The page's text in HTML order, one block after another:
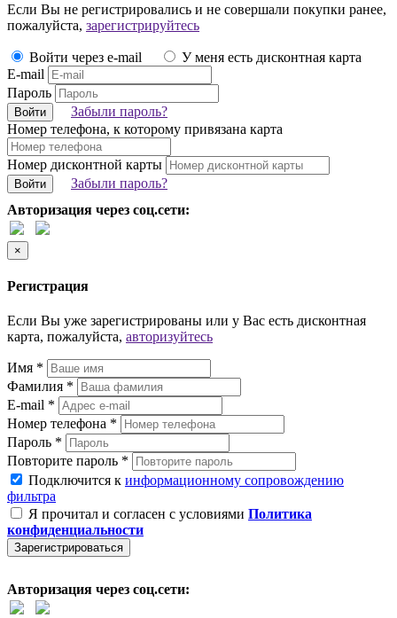
Если Вы не регистрировались и не совершали покупки ранее,
пожалуйста, зарегистрируйтесь
Войти через e-mail
У меня есть дисконтная карта
E-mail
Пароль
Войти
Забыли пароль?
Номер телефона, к которому привязана карта
Номер дисконтной карты
Войти
Забыли пароль?
Авторизация через соц.сети:
×
Регистрация
Если Вы уже зарегистрированы или у Вас есть дисконтная
карта, пожалуйста, авторизуйтесь
Имя *
Фамилия *
E-mail *
Номер телефона *
Пароль *
Повторите пароль *
Подключится к информационному сопровождению
фильтра
Я прочитал и согласен с условиями Политика
конфиденциальности
Зарегистрироваться
Авторизация через соц.сети: